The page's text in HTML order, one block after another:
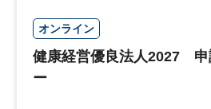
オンライン
健康経営優良法人2027 申
ー